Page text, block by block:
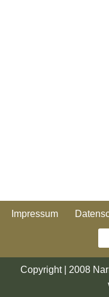
Impressum
Copyright | 2008